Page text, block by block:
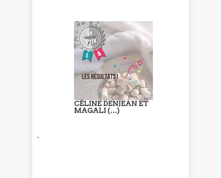
CÉLINE DENJEAN ET
MAGALI (…)
`